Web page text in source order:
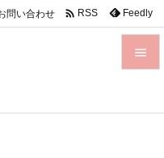

問い合わせ  RSS Feedly